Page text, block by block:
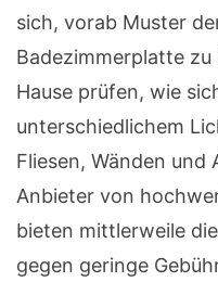
sich, vorab Muster
Badezimmerplatte zu
Hause prüfen, wie
unterschiedlichem
Fliesen, Wänden und
Anbieter von
bieten mittlerweile
gegen geringe